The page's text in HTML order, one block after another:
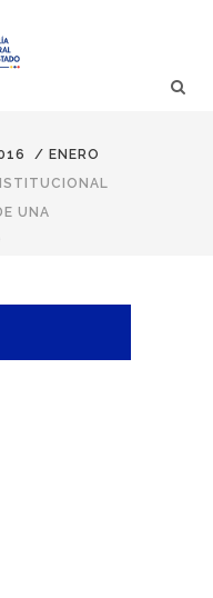
/ ENERO
UNA